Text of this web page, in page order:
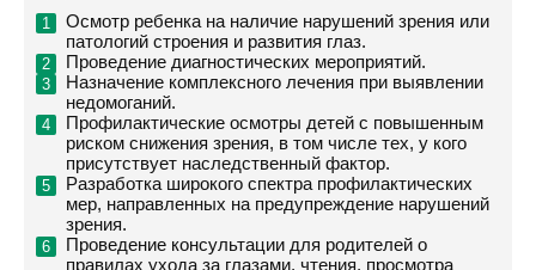
Осмотр ребенка на наличие нарушений зрения или
патологий строения и развития глаз.
Проведение диагностических мероприятий.
Назначение комплексного лечения при выявлении
недомоганий.
Профилактические осмотры детей с повышенным
риском снижения зрения, в том числе тех, у кого
присутствует наследственный фактор.
Разработка широкого спектра профилактических
мер, направленных на предупреждение нарушений
зрения.
Проведение консультации для родителей о
правилах ухода за глазами, чтения, просмотра